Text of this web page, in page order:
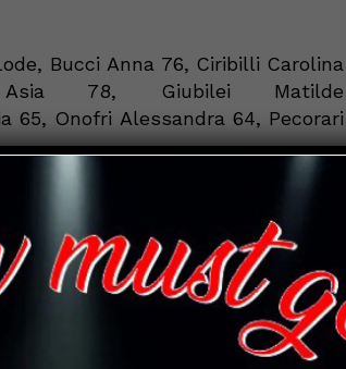
Bucci Anna 76, Ciribilli Carolina
78, Giubilei Matilde
65, Onofri Alessandra 64, Pecorari
Letizia
Nicol 96, Pettinari
Francesca
82, Valorosi Federico 100.
Brighigni
92, Bruschi 83, Castori 80,
Marsili 90,
Provincia 100, Selvaggi